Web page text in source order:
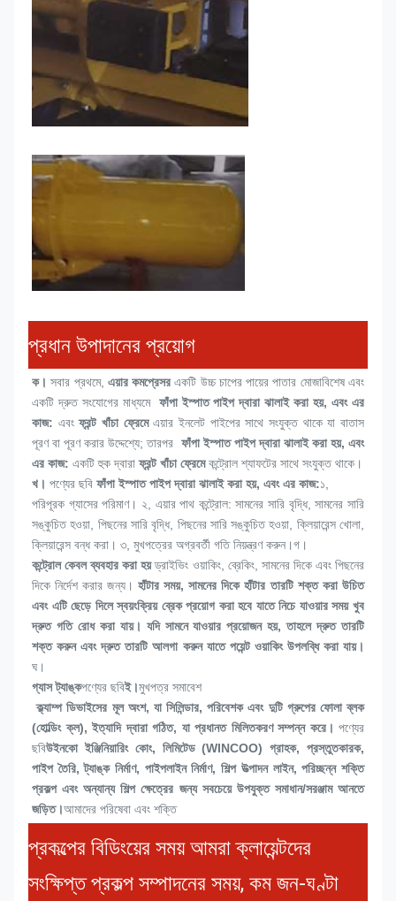
প্রধান উপাদানের প্রয়োগ
ক। সবার প্রথমে, এয়ার কমপ্রেসর একটি উচ্চ চাপের পায়ের পাতার মোজাবিশেষ এবং
একটি দ্রুত সংযোগের মাধ্যমে ফাঁপা ইস্পাত পাইপ দ্বারা ঝালাই করা হয়, এবং এর
কাজ: এবং ফ্রন্ট খাঁচা ফ্রেমে এয়ার ইনলেট পাইপের সাথে সংযুক্ত থাকে যা বাতাস
পূরণ বা পূরণ করার উদ্দেশ্যে; তারপর ফাঁপা ইস্পাত পাইপ দ্বারা ঝালাই করা হয়, এবং
এর কাজ: একটি হুক দ্বারা ফ্রন্ট খাঁচা ফ্রেমে কন্ট্রোল শ্যাফটের সাথে সংযুক্ত থাকে।
খ। পণ্যের ছবি ফাঁপা ইস্পাত পাইপ দ্বারা ঝালাই করা হয়, এবং এর কাজ:১,
পরিপূরক গ্যাসের পরিমাণ। ২, এয়ার পাথ কন্ট্রোল: সামনের সারি বৃদ্ধি, সামনের সারি
সঙ্কুচিত হওয়া, পিছনের সারি বৃদ্ধি, পিছনের সারি সঙ্কুচিত হওয়া, ক্লিয়ারেন্স খোলা,
ক্লিয়ারেন্স বন্ধ করা। ৩, মুখপত্রের অগ্রবর্তী গতি নিয়ন্ত্রণ করুন।গ।
কন্ট্রোল কেবল ব্যবহার করা হয় ড্রাইভিং ওয়াকিং, ব্রেকিং, সামনের দিকে এবং পিছনের
দিকে নির্দেশ করার জন্য। হাঁটার সময়, সামনের দিকে হাঁটার তারটি শক্ত করা উচিত
এবং এটি ছেড়ে দিলে স্বয়ংক্রিয় ব্রেক প্রয়োগ করা হবে যাতে নিচে যাওয়ার সময় খুব
দ্রুত গতি রোধ করা যায়। যদি সামনে যাওয়ার প্রয়োজন হয়, তাহলে দ্রুত তারটি
শক্ত করুন এবং দ্রুত তারটি আলগা করুন যাতে পয়েন্ট ওয়াকিং উপলব্ধি করা যায়।
ঘ।
গ্যাস ট্যাঙ্কপণ্যের ছবিই।মুখপত্র সমাবেশ
ক্ল্যাম্প ডিভাইসের মূল অংশ, যা সিলিন্ডার, পরিবেশক এবং দুটি গ্রুপের ফোলা ব্লক
(হোল্ডিং ক্ল), ইত্যাদি দ্বারা গঠিত, যা প্রধানত মিলিতকরণ সম্পন্ন করে। পণ্যের
ছবিউইনকো ইঞ্জিনিয়ারিং কোং, লিমিটেড (WINCOO) গ্রাহক, প্রস্তুতকারক,
পাইপ তৈরি, ট্যাঙ্ক নির্মাণ, পাইপলাইন নির্মাণ, শিল্প উত্পাদন লাইন, পরিচ্ছন্ন শক্তি
প্রকল্প এবং অন্যান্য শিল্প ক্ষেত্রের জন্য সবচেয়ে উপযুক্ত সমাধান/সরঞ্জাম আনতে
জড়িত।আমাদের পরিষেবা এবং শক্তি
প্রকল্পের বিডিংয়ের সময় আমরা ক্লায়েন্টদের
সংক্ষিপ্ত প্রকল্প সম্পাদনের সময়, কম জন-ঘণ্টা